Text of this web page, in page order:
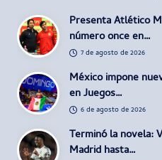
Presenta Atlético
número once en…
7 de agosto de 2026
México impone
en Juegos…
6 de agosto de 2026
Terminó la novela:
Madrid hasta…